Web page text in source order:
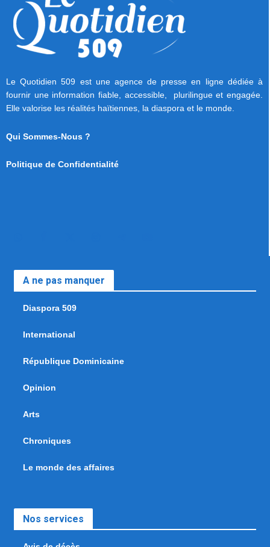
Le Quotidien 509 est une agence de presse en ligne dédiée à
fournir une information fiable, accessible, plurilingue et engagée.
Elle valorise les réalités haïtiennes, la diaspora et le monde.
Qui Sommes-Nous ?
Politique de Confidentialité
A ne pas manquer
Diaspora 509
International
République Dominicaine
Opinion
Arts
Chroniques
Le monde des affaires
Nos services